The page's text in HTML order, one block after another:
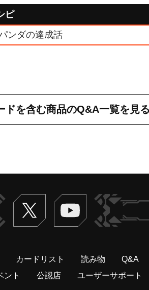
ピ
ンダの達成話
ドを含む商品のQ&A一覧を見る
Twitter ヴァンガード
カードリスト 読み物 Q&A
ント 公認店 ユーザーサポート